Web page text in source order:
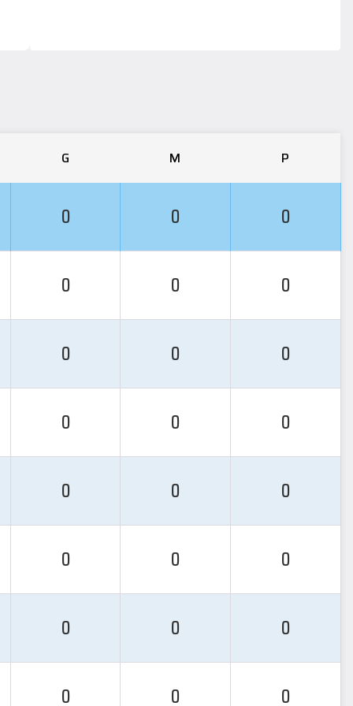
G M P
0 0 0
0 0 0
0 0 0
0 0 0
0 0 0
0 0 0
0 0 0
0 0 0